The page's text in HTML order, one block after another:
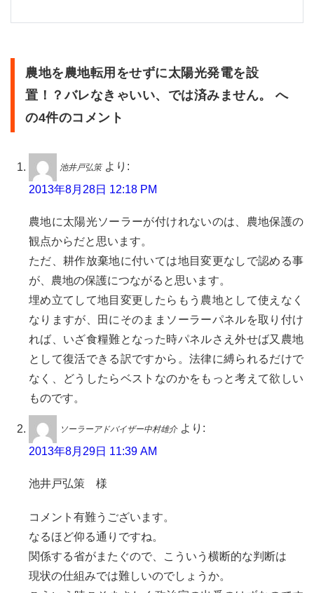
農地を農地転用をせずに太陽光発電を設
置！？バレなきゃいい、では済みません。
へ
の4件のコメント
池井戸弘策 より:
2013年8月28日 12:18 PM
農地に太陽光ソーラーが付けれないのは、農地保護の
観点からだと思います。
ただ、耕作放棄地に付いては地目変更なしで認める事
が、農地の保護につながると思います。
埋め立てして地目変更したらもう農地として使えなく
なりますが、田にそのままソーラーパネルを取り付け
れば、いざ食糧難となった時パネルさえ外せば又農地
として復活できる訳ですから。法律に縛られるだけで
なく、どうしたらベストなのかをもっと考えて欲しい
ものです。
ソーラーアドバイザー中村雄介 より:
2013年8月29日 11:39 AM
池井戸弘策 様
コメント有難うございます。
なるほど仰る通りですね。
関係する省がまたぐので、こういう横断的な判断は
現状の仕組みでは難しいのでしょうか。